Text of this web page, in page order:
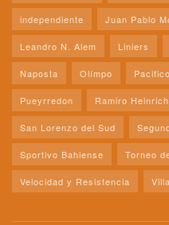
independiente Juan Pablo
Leandro N. Alem Liniers
Naposta Olímpo Pacifico
Pueyrredon Ramiro Heinrich
San Lorenzo del Sud
Sportivo Bahiense Torneo
Velocidad y Resistencia